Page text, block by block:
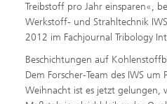
Treibstoff pro Jahr einsparen«,
Werkstoff- und Strahltechnik
2012 im Fachjournal Tribology
Beschichtungen auf
Dem Forscher-Team des IWS
Weihnacht ist es jetzt gelungen,